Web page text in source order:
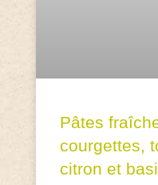
Pâtes
courgettes,
citron et